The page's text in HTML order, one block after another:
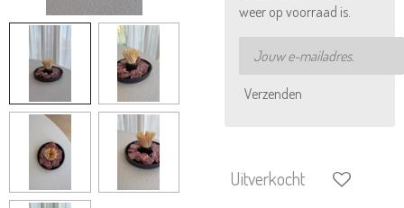
weer op voorraad is.
Verzenden
Uitverkocht